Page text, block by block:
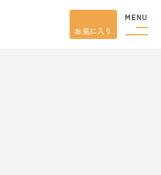
MENU
お気に入り